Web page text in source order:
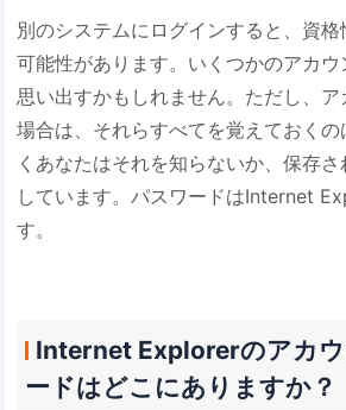
別のシステムにログインすると、資格
可能性があります。いくつかのアカ
思い出すかもしれません。ただし、
場合は、それらすべてを覚えておく
くあなたはそれを知らないか、保存
しています。パスワードはInternet
す。
Internet Explorerのアカ
ードはどこにありますか？